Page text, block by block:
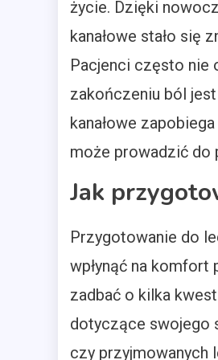
życie. Dzięki
kanałowe stało się
Pacjenci często nie
zakończeniu ból
kanałowe
może prowadzić do
Jak
Przygotowanie do
wpłynąć na
zadbać o kilka
dotyczące swojego
czy przyjmowanych